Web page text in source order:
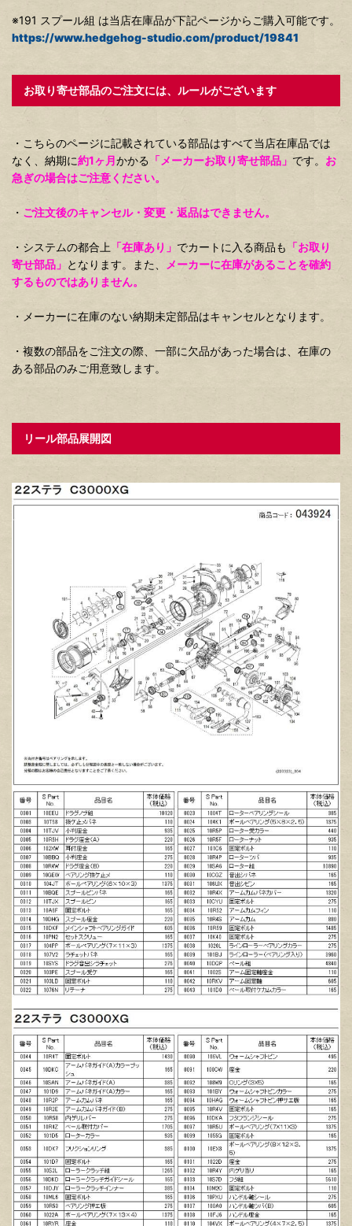
※191 スプール組 は当店在庫品が下記ページからご購入可能です。
https://www.hedgehog-studio.com/product/19841
お取り寄せ部品のご注文には、ルールがございます
・こちらのページに記載されている部品はすべて当店在庫品では
なく、納期に約1ヶ月かかる 「メーカーお取り寄せ部品」 です。 お
急ぎの場合はご注意ください。
・ ご注文後のキャンセル・変更・返品はできません。
・システムの都合上 「在庫あり」 でカートに入る商品も 「お取り
寄せ部品」 となります。また、
メーカーに在庫があることを確約
するものではありません。
・メーカーに在庫のない納期未定部品はキャンセルとなります。
・複数の部品をご注文の際、一部に欠品があった場合は、在庫の
ある部品のみご用意致します。
リール部品展開図